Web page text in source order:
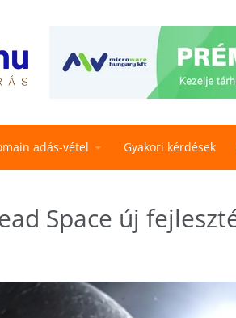
adás-vétel Gyakori kérdések
Space új